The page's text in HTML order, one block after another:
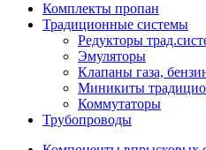
Комплекты пропан
Традиционные системы
Редукторы
Эмуляторы
Клапаны газа,
Миникиты
Коммутаторы
Трубопроводы